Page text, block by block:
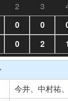
2 3
0 0
0 2
今井、中村祐